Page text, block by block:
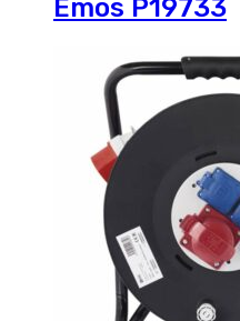
Emos P19733